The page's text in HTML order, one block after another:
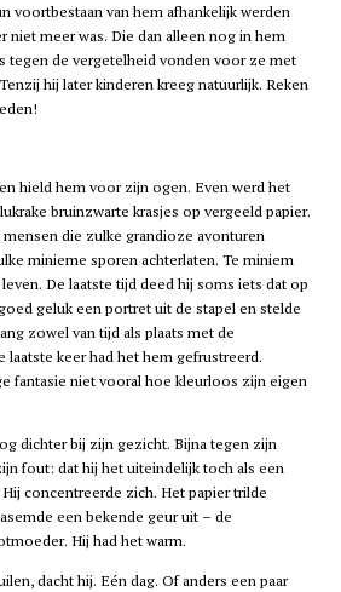
voortbestaan van hem afhankelijk werden
meer was. Die dan alleen nog in hem
tegen de vergetelheid vonden voor ze met
hij later kinderen kreeg natuurlijk. Reken
hield hem voor zijn ogen. Even werd het
bruinzwarte krasjes op vergeeld papier.
mensen die zulke grandioze avonturen
minieme sporen achterlaten. Te miniem
De laatste tijd deed hij soms iets dat op
geluk een portret uit de stapel en stelde
zowel van tijd als plaats met de
laatste keer had het hem gefrustreerd.
fantasie niet vooral hoe kleurloos zijn eigen
dichter bij zijn gezicht. Bijna tegen zijn
fout: dat hij het uiteindelijk toch als een
concentreerde zich. Het papier trilde
een bekende geur uit – de
Hij had het warm.
dacht hij. Eén dag. Of anders een paar